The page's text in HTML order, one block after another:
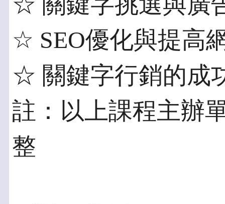
☆ SEO優化與提高
☆ 關鍵字行銷的成
註：以上課程主辦
整